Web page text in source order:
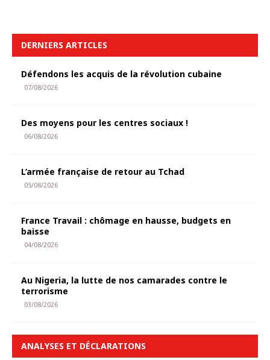
DERNIERS ARTICLES
Défendons les acquis de la révolution cubaine
07/08/2026
Des moyens pour les centres sociaux !
06/08/2026
L’armée française de retour au Tchad
05/08/2026
France Travail : chômage en hausse, budgets en
baisse
04/08/2026
Au Nigeria, la lutte de nos camarades contre le
terrorisme
03/08/2026
ANALYSES ET DÉCLARATIONS